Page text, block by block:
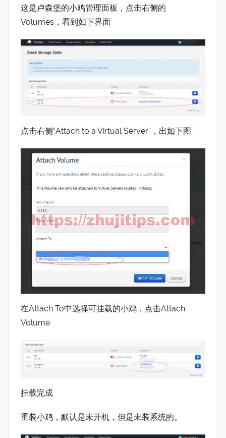
这是卢森堡的小鸡管理面板，点击右侧的
Volumes，看到如下界面
点击右侧“Attach to a Virtual Server”，出如下图
在Attach To中选择可挂载的小鸡，点击Attach
Volume
挂载完成
重装小鸡，默认是未开机，但是未装系统的。